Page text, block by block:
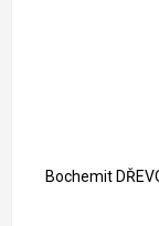
Bochemit